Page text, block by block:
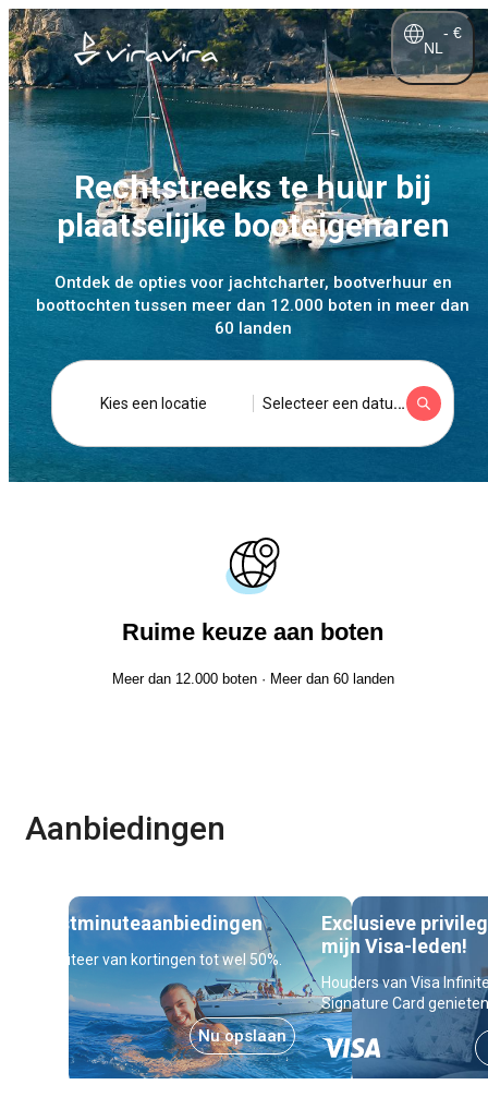
NL
- €
Rechtstreeks te huur bij
plaatselijke booteigenaren
Ontdek de opties voor jachtcharter, bootverhuur en
boottochten tussen meer dan 12.000 boten in meer dan
60 landen
Kies een locatie Selecteer een datum
Ruime keuze aan boten
Meer dan 12.000 boten · Meer dan 60 landen
Aanbiedingen
Lastminuteaanbiedingen
Profiteer van kortingen tot wel 50%.
Nu opslaan
Exclusieve
mijn Visa-leden!
Houders van Visa
Signature Card
privileges.